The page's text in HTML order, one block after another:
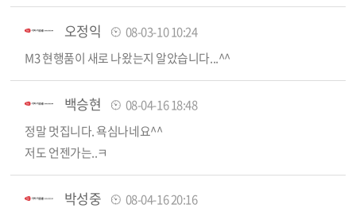
오정익
08-03-10 10:24
M3 현행품이 새로 나왔는지 알았습니다...^^
백승현
08-04-16 18:48
정말 멋집니다. 욕심나네요^^
저도 언젠가는..ㅋ
박성중
08-04-16 20:16